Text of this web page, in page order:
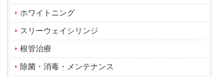
ホワイトニング
スリーウェイシリンジ
根管治療
除菌・消毒・メンテナンス